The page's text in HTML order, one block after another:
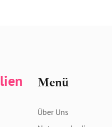
Menü
Über Uns